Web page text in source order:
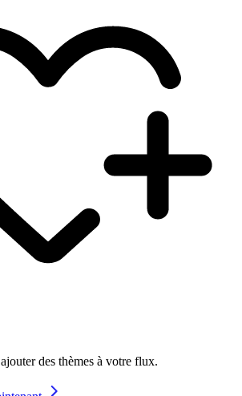
des thèmes à votre flux.